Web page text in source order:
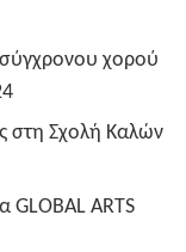
χορού
στη Σχολή Καλών
GLOBAL ARTS